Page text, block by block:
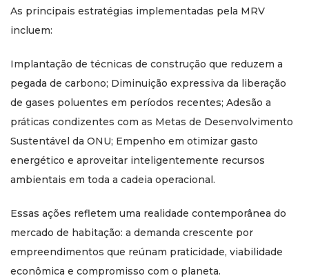
As principais estratégias implementadas pela MRV
incluem:
Implantação de técnicas de construção que reduzem a
pegada de carbono; Diminuição expressiva da liberação
de gases poluentes em períodos recentes; Adesão a
práticas condizentes com as Metas de Desenvolvimento
Sustentável da ONU; Empenho em otimizar gasto
energético e aproveitar inteligentemente recursos
ambientais em toda a cadeia operacional.
Essas ações refletem uma realidade contemporânea do
mercado de habitação: a demanda crescente por
empreendimentos que reúnam praticidade, viabilidade
econômica e compromisso com o planeta.